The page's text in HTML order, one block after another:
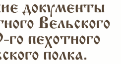
документы
Вельского
пехотного
полка.